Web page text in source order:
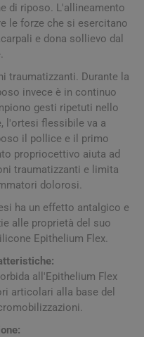
di riposo. L'allineamento
le forze che si esercitano
e dona sollievo dal
traumatizzanti. Durante la
invece è in continuo
gesti ripetuti nello
l'ortesi flessibile va a
il pollice e il primo
propriocettivo aiuta ad
traumatizzanti e limita
dolorosi.
ha un effetto antalgico e
alle proprietà del suo
Epithelium Flex.
all'Epithelium Flex
articolari alla base del